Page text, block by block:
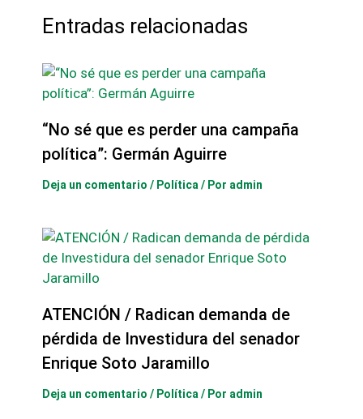
Entradas relacionadas
“No sé que es perder una campaña
política”: Germán Aguirre
Deja un comentario / Política/ Por admin
ATENCIÓN / Radican demanda de
pérdida de Investidura del senador
Enrique Soto Jaramillo
Deja un comentario / Política/ Por admin